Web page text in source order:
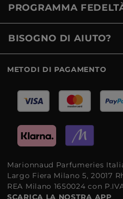
PROGRAMMA
BISOGNO DI AIUTO?
METODI DI PAGAMENTO
Marionnaud Parfumeries
Largo Fiera Milano 5, 20017
REA Milano 1650024 con
SCARICA LA NOSTRA APP